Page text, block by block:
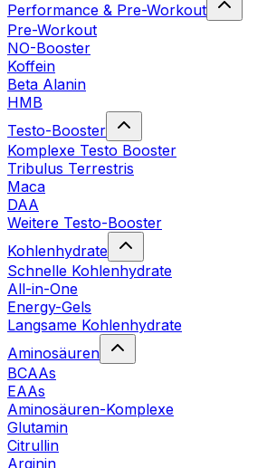
Performance & Pre-Workout
Pre-Workout
NO-Booster
Koffein
Beta Alanin
HMB
Testo-Booster
Komplexe Testo Booster
Tribulus Terrestris
Maca
DAA
Weitere Testo-Booster
Kohlenhydrate
Schnelle Kohlenhydrate
All-in-One
Energy-Gels
Langsame Kohlenhydrate
Aminosäuren
BCAAs
EAAs
Aminosäuren-Komplexe
Glutamin
Citrullin
Arginin